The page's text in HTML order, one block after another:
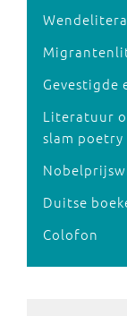
Gevestigde
Literatuur
slam poetry
Duitse
Colofon